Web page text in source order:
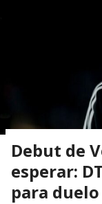
Debut de
esperar:
para